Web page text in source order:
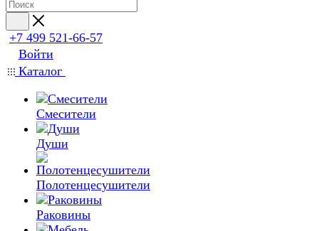
+7 499 521-66-57
Войти
Каталог
Смесители
Души
Полотенцесушители
Раковины